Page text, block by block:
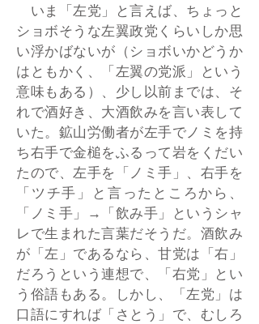
いま「左党」と言えば、ちょっと
ショボそうな左翼政党くらいしか思
い浮かばないが（ショボいかどうか
はともかく、「左翼の党派」という
意味もある）、少し以前までは、そ
れで酒好き、大酒飲みを言い表して
いた。鉱山労働者が左手でノミを持
ち右手で金槌をふるって岩をくだい
たので、左手を「ノミ手」、右手を
「ツチ手」と言ったところから、
「ノミ手」→「飲み手」というシャ
レで生まれた言葉だそうだ。酒飲み
が「左」であるなら、甘党は「右」
だろうという連想で、「右党」とい
う俗語もある。しかし、「左党」は
口語にすれば「さとう」で、むしろ